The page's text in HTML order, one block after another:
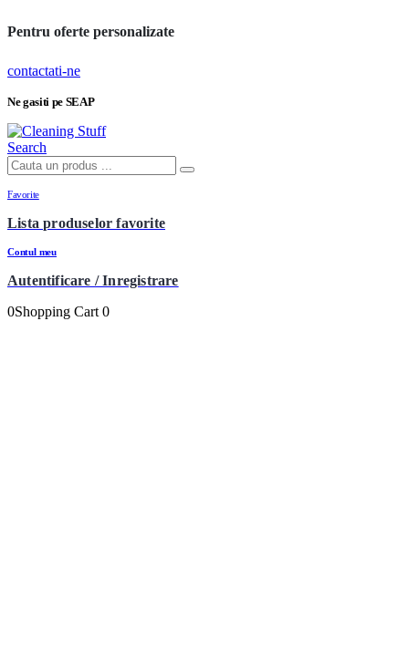
Pentru oferte personalizate
contactati-ne
Ne gasiti pe SEAP
Search
Favorite
Lista produselor favorite
Contul meu
Autentificare / Inregistrare
0Shopping Cart 0